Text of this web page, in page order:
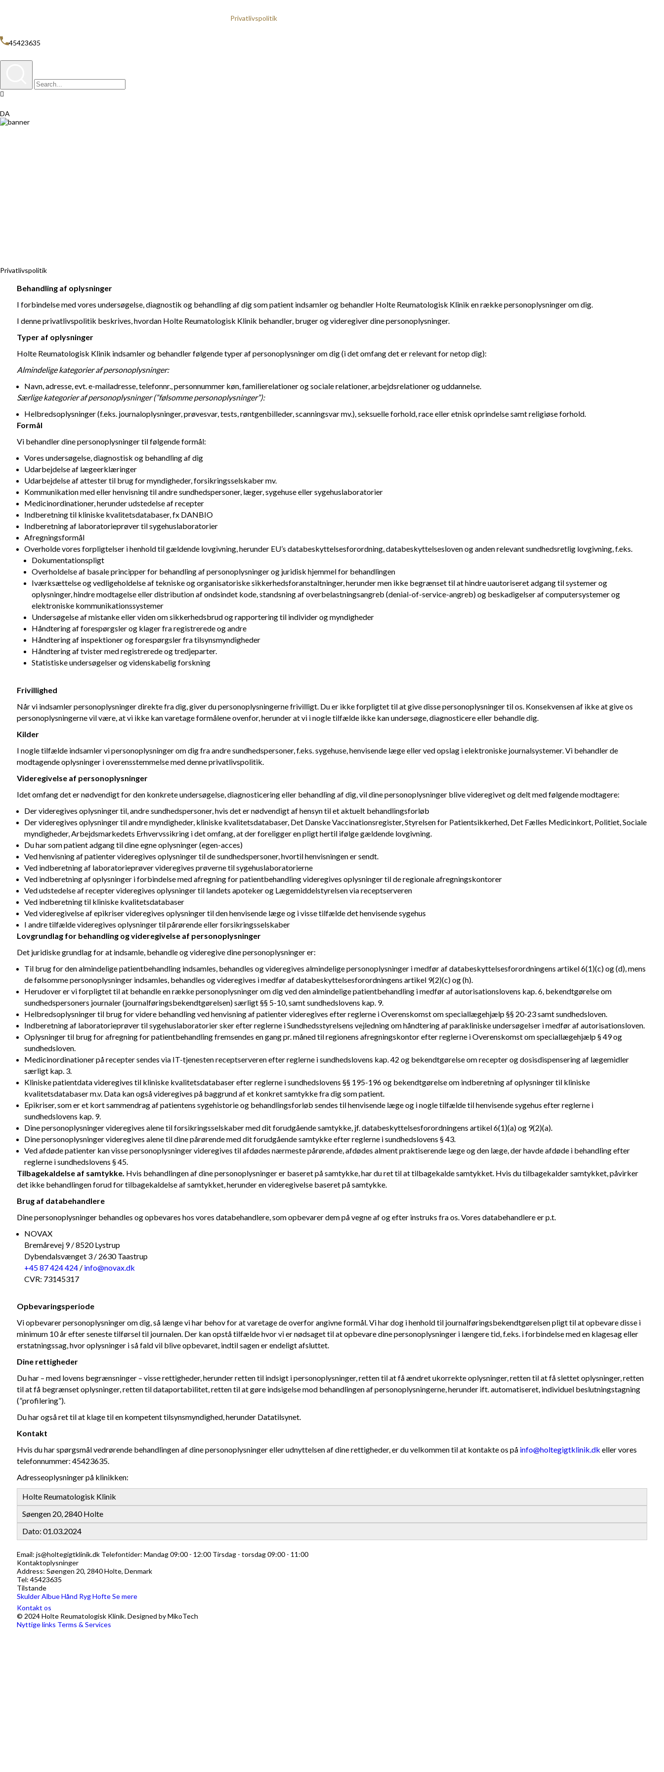
Privatlivspolitik
45423635
DA
Privatlivspolitik
Behandling af oplysninger
I forbindelse med vores undersøgelse, diagnostik og behandling af dig som patient indsamler og behandler Holte Reumatologisk Klinik en række personoplysninger om dig.
I denne privatlivspolitik beskrives, hvordan Holte Reumatologisk Klinik behandler, bruger og videregiver dine personoplysninger.
Typer af oplysninger
Holte Reumatologisk Klinik indsamler og behandler følgende typer af personoplysninger om dig (i det omfang det er relevant for netop dig):
Almindelige kategorier af personoplysninger:
Navn, adresse, evt. e-mailadresse, telefonnr., personnummer køn, familierelationer og sociale relationer, arbejdsrelationer og uddannelse.
Særlige kategorier af personoplysninger (”følsomme personoplysninger”):
Helbredsoplysninger (f.eks. journaloplysninger, prøvesvar, tests, røntgenbilleder, scanningsvar mv.), seksuelle forhold, race eller etnisk oprindelse samt religiøse forhold.
Formål
Vi behandler dine personoplysninger til følgende formål:
Vores undersøgelse, diagnostisk og behandling af dig
Udarbejdelse af lægeerklæringer
Udarbejdelse af attester til brug for myndigheder, forsikringsselskaber mv.
Kommunikation med eller henvisning til andre sundhedspersoner, læger, sygehuse eller sygehuslaboratorier
Medicinordinationer, herunder udstedelse af recepter
Indberetning til kliniske kvalitetsdatabaser, fx DANBIO
Indberetning af laboratorieprøver til sygehuslaboratorier
Afregningsformål
Overholde vores forpligtelser i henhold til gældende lovgivning, herunder EU’s databeskyttelsesforordning, databeskyttelsesloven og anden relevant sundhedsretlig lovgivning, f.eks.
Dokumentationspligt
Overholdelse af basale principper for behandling af personoplysninger og juridisk hjemmel for behandlingen
Iværksættelse og vedligeholdelse af tekniske og organisatoriske sikkerhedsforanstaltninger, herunder men ikke begrænset til at hindre uautoriseret adgang til systemer og
oplysninger, hindre modtagelse eller distribution af ondsindet kode, standsning af overbelastningsangreb (denial-of-service-angreb) og beskadigelser af computersystemer og
elektroniske kommunikationssystemer
Undersøgelse af mistanke eller viden om sikkerhedsbrud og rapportering til individer og myndigheder
Håndtering af forespørgsler og klager fra registrerede og andre
Håndtering af inspektioner og forespørgsler fra tilsynsmyndigheder
Håndtering af tvister med registrerede og tredjeparter.
Statistiske undersøgelser og videnskabelig forskning
Frivillighed
Når vi indsamler personoplysninger direkte fra dig, giver du personoplysningerne frivilligt. Du er ikke forpligtet til at give disse personoplysninger til os. Konsekvensen af ikke at give os
personoplysningerne vil være, at vi ikke kan varetage formålene ovenfor, herunder at vi i nogle tilfælde ikke kan undersøge, diagnosticere eller behandle dig.
Kilder
I nogle tilfælde indsamler vi personoplysninger om dig fra andre sundhedspersoner, f.eks. sygehuse, henvisende læge eller ved opslag i elektroniske journalsystemer. Vi behandler de
modtagende oplysninger i overensstemmelse med denne privatlivspolitik.
Videregivelse af personoplysninger
Idet omfang det er nødvendigt for den konkrete undersøgelse, diagnosticering eller behandling af dig, vil dine personoplysninger blive videregivet og delt med følgende modtagere:
Der videregives oplysninger til, andre sundhedspersoner, hvis det er nødvendigt af hensyn til et aktuelt behandlingsforløb
Der videregives oplysninger til andre myndigheder, kliniske kvalitetsdatabaser, Det Danske Vaccinationsregister, Styrelsen for Patientsikkerhed, Det Fælles Medicinkort, Politiet, Sociale
myndigheder, Arbejdsmarkedets Erhvervssikring i det omfang, at der foreligger en pligt hertil ifølge gældende lovgivning.
Du har som patient adgang til dine egne oplysninger (egen-acces)
Ved henvisning af patienter videregives oplysninger til de sundhedspersoner, hvortil henvisningen er sendt.
Ved indberetning af laboratorieprøver videregives prøverne til sygehuslaboratorierne
Ved indberetning af oplysninger i forbindelse med afregning for patientbehandling videregives oplysninger til de regionale afregningskontorer
Ved udstedelse af recepter videregives oplysninger til landets apoteker og Lægemiddelstyrelsen via receptserveren
Ved indberetning til kliniske kvalitetsdatabaser
Ved videregivelse af epikriser videregives oplysninger til den henvisende læge og i visse tilfælde det henvisende sygehus
I andre tilfælde videregives oplysninger til pårørende eller forsikringsselskaber
Lovgrundlag for behandling og videregivelse af personoplysninger
Det juridiske grundlag for at indsamle, behandle og videregive dine personoplysninger er:
Til brug for den almindelige patientbehandling indsamles, behandles og videregives almindelige personoplysninger i medfør af databeskyttelsesforordningens artikel 6(1)(c) og (d), mens
de følsomme personoplysninger indsamles, behandles og videregives i medfør af databeskyttelsesforordningens artikel 9(2)(c) og (h).
Herudover er vi forpligtet til at behandle en række personoplysninger om dig ved den almindelige patientbehandling i medfør af autorisationslovens kap. 6, bekendtgørelse om
sundhedspersoners journaler (journalføringsbekendtgørelsen) særligt §§ 5-10, samt sundhedslovens kap. 9.
Helbredsoplysninger til brug for videre behandling ved henvisning af patienter videregives efter reglerne i Overenskomst om speciallægehjælp §§ 20-23 samt sundhedsloven.
Indberetning af laboratorieprøver til sygehuslaboratorier sker efter reglerne i Sundhedsstyrelsens vejledning om håndtering af parakliniske undersøgelser i medfør af autorisationsloven.
Oplysninger til brug for afregning for patientbehandling fremsendes en gang pr. måned til regionens afregningskontor efter reglerne i Overenskomst om speciallægehjælp § 49 og
sundhedsloven.
Medicinordinationer på recepter sendes via IT-tjenesten receptserveren efter reglerne i sundhedslovens kap. 42 og bekendtgørelse om recepter og dosisdispensering af lægemidler
særligt kap. 3.
Kliniske patientdata videregives til kliniske kvalitetsdatabaser efter reglerne i sundhedslovens §§ 195-196 og bekendtgørelse om indberetning af oplysninger til kliniske
kvalitetsdatabaser m.v. Data kan også videregives på baggrund af et konkret samtykke fra dig som patient.
Epikriser, som er et kort sammendrag af patientens sygehistorie og behandlingsforløb sendes til henvisende læge og i nogle tilfælde til henvisende sygehus efter reglerne i
sundhedslovens kap. 9.
Dine personoplysninger videregives alene til forsikringsselskaber med dit forudgående samtykke, jf. databeskyttelsesforordningens artikel 6(1)(a) og 9(2)(a).
Dine personoplysninger videregives alene til dine pårørende med dit forudgående samtykke efter reglerne i sundhedslovens § 43.
Ved afdøde patienter kan visse personoplysninger videregives til afdødes nærmeste pårørende, afdødes alment praktiserende læge og den læge, der havde afdøde i behandling efter
reglerne i sundhedslovens § 45.
Tilbagekaldelse af samtykke. Hvis behandlingen af dine personoplysninger er baseret på samtykke, har du ret til at tilbagekalde samtykket. Hvis du tilbagekalder samtykket, påvirker
det ikke behandlingen forud for tilbagekaldelse af samtykket, herunder en videregivelse baseret på samtykke.
Brug af databehandlere
Dine personoplysninger behandles og opbevares hos vores databehandlere, som opbevarer dem på vegne af og efter instruks fra os. Vores databehandlere er p.t.
NOVAX
Bremårevej 9 /8520 Lystrup
Dybendalsvænget 3 / 2630 Taastrup
+45 87 424 424 / info@novax.dk
CVR: 73145317
Opbevaringsperiode
Vi opbevarer personoplysninger om dig, så længe vi har behov for at varetage de overfor angivne formål. Vi har dog i henhold til journalføringsbekendtgørelsen pligt til at opbevare disse i
minimum 10 år efter seneste tilførsel til journalen. Der kan opstå tilfælde hvor vi er nødsaget til at opbevare dine personoplysninger i længere tid, f.eks. i forbindelse med en klagesag eller
erstatningssag, hvor oplysninger i så fald vil blive opbevaret, indtil sagen er endeligt afsluttet.
Dine rettigheder
Du har – med lovens begrænsninger – visse rettigheder, herunder retten til indsigt i personoplysninger, retten til at få ændret ukorrekte oplysninger, retten til at få slettet oplysninger, retten
til at få begrænset oplysninger, retten til dataportabilitet, retten til at gøre indsigelse mod behandlingen af personoplysningerne, herunder ift. automatiseret, individuel beslutningstagning
(”profilering”).
Du har også ret til at klage til en kompetent tilsynsmyndighed, herunder Datatilsynet.
Kontakt
Hvis du har spørgsmål vedrørende behandlingen af dine personoplysninger eller udnyttelsen af dine rettigheder, er du velkommen til at kontakte os på info@holtegigtklinik.dk eller vores
telefonnummer: 45423635.
Adresseoplysninger på klinikken:
Holte Reumatologisk Klinik
Søengen 20, 2840 Holte
Dato: 01.03.2024
Email: js@holtegigtklinik.dk Telefontider: Mandag 09:00 - 12:00 Tirsdag - torsdag 09:00 - 11:00
Kontaktoplysninger
Address: Søengen 20, 2840 Holte, Denmark
Tel: 45423635
Tilstande
Skulder Albue Hånd Ryg Hofte Se mere
Kontakt os
© 2024 Holte Reumatologisk Klinik. Designed by MikoTech
Nyttige links Terms & Services